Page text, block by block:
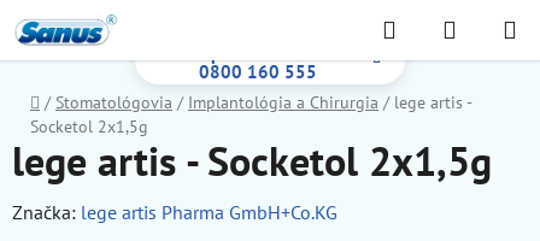
na
obsah
0800 160 555
Hľadať
KOŠÍK
Domov
/ Stomatológovia / Implantológia a Chirurgia / lege artis -
Socketol 2x1,5g
lege artis - Socketol 2x1,5g
Značka: lege artis Pharma GmbH+Co.KG